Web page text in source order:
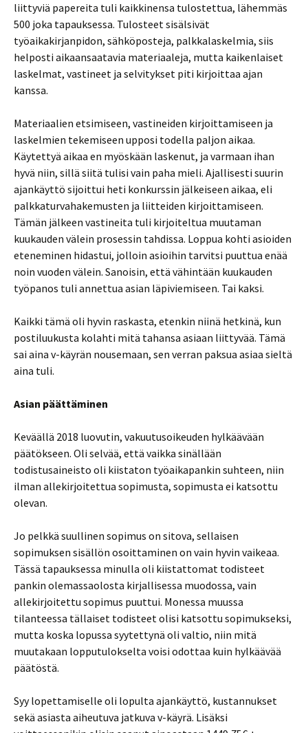
liittyviä papereita tuli kaikkinensa tulostettua, lähemmäs
500 joka tapauksessa. Tulosteet sisälsivät
työaikakirjanpidon, sähköposteja, palkkalaskelmia, siis
helposti aikaansaatavia materiaaleja, mutta kaikenlaiset
laskelmat, vastineet ja selvitykset piti kirjoittaa ajan
kanssa.
Materiaalien etsimiseen, vastineiden kirjoittamiseen ja
laskelmien tekemiseen upposi todella paljon aikaa.
Käytettyä aikaa en myöskään laskenut, ja varmaan ihan
hyvä niin, sillä siitä tulisi vain paha mieli. Ajallisesti suurin
ajankäyttö sijoittui heti konkurssin jälkeiseen aikaa, eli
palkkaturvahakemusten ja liitteiden kirjoittamiseen.
Tämän jälkeen vastineita tuli kirjoiteltua muutaman
kuukauden välein prosessin tahdissa. Loppua kohti asioiden
eteneminen hidastui, jolloin asioihin tarvitsi puuttua enää
noin vuoden välein. Sanoisin, että vähintään kuukauden
työpanos tuli annettua asian läpiviemiseen. Tai kaksi.
Kaikki tämä oli hyvin raskasta, etenkin niinä hetkinä, kun
postiluukusta kolahti mitä tahansa asiaan liittyvää. Tämä
sai aina v-käyrän nousemaan, sen verran paksua asiaa sieltä
aina tuli.
Asian päättäminen
Keväällä 2018 luovutin, vakuutusoikeuden hylkäävään
päätökseen. Oli selvää, että vaikka sinällään
todistusaineisto oli kiistaton työaikapankin suhteen, niin
ilman allekirjoitettua sopimusta, sopimusta ei katsottu
olevan.
Jo pelkkä suullinen sopimus on sitova, sellaisen
sopimuksen sisällön osoittaminen on vain hyvin vaikeaa.
Tässä tapauksessa minulla oli kiistattomat todisteet
pankin olemassaolosta kirjallisessa muodossa, vain
allekirjoitettu sopimus puuttui. Monessa muussa
tilanteessa tällaiset todisteet olisi katsottu sopimukseksi,
mutta koska lopussa syytettynä oli valtio, niin mitä
muutakaan lopputulokselta voisi odottaa kuin hylkäävää
päätöstä.
Syy lopettamiselle oli lopulta ajankäyttö, kustannukset
sekä asiasta aiheutuva jatkuva v-käyrä. Lisäksi